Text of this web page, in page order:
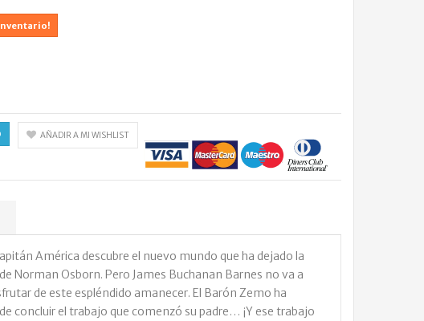
AÑADIR A MI WISHLIST
América descubre el nuevo mundo que ha dejado la
Norman Osborn. Pero James Buchanan Barnes no va a
de este espléndido amanecer. El Barón Zemo ha
concluir el trabajo que comenzó su padre… ¡Y ese trabajo